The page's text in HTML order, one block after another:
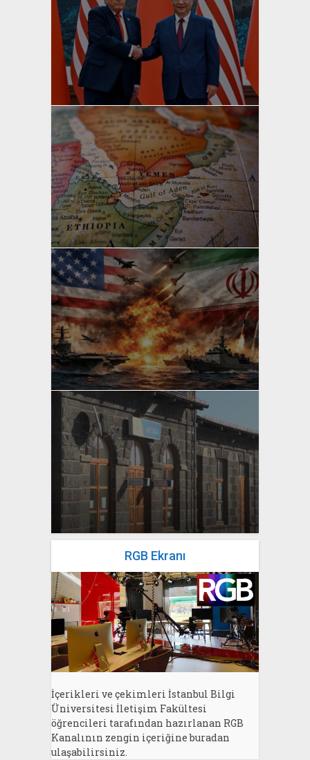
yazan
Bahri Ak
yazan
Bahri Ak
yazan
Bahri Ak
yazan
Bahri Ak
RGB Ekranı
İçerikleri ve çekimleri İstanbul Bilgi
Üniversitesi İletişim Fakültesi
öğrencileri tarafından hazırlanan RGB
Kanalının zengin içeriğine buradan
ulaşabilirsiniz.